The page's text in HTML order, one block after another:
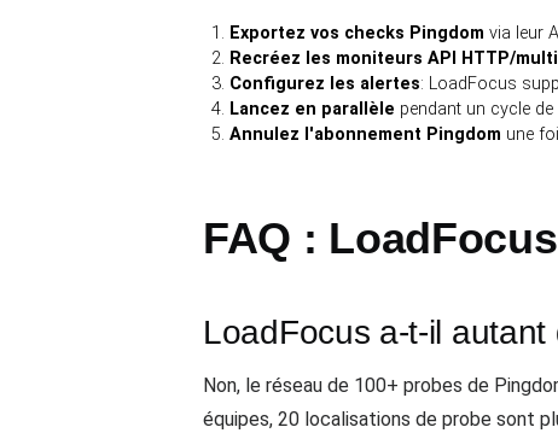
Exportez vos checks Pingdom via leur
Recréez les moniteurs API HTTP/
Configurez les alertes: LoadFocus
Lancez en parallèle pendant un cycle
Annulez l'abonnement Pingdom une
FAQ :
LoadFocus a-t-il
Non, le réseau de 100+ probes de
équipes, 20 localisations de probe sont